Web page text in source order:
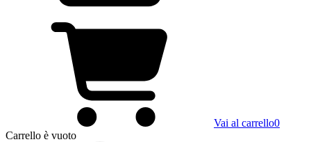
Vai al carrello0
Carrello è vuoto